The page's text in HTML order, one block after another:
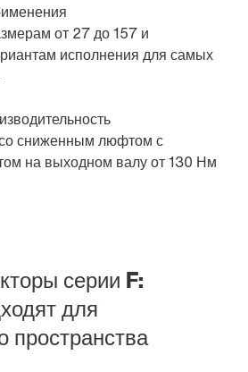
серии F:
для
пространства
от 27 до 157 и
исполнения для самых
сниженным люфтом с
на выходном валу от 130 Нм